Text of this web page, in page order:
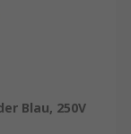
Blau, 250V